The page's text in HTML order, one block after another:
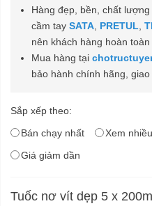
Hàng đẹp, bền, chất
cầm tay SATA PRETUL
nên khách hàng hoàn toàn
Mua hàng tại
bảo hành chính hãng,
Sắp xếp theo:
Bán chạy nhất
Xem
Giá giảm dần
Tuốc nơ vít dẹp 5 x